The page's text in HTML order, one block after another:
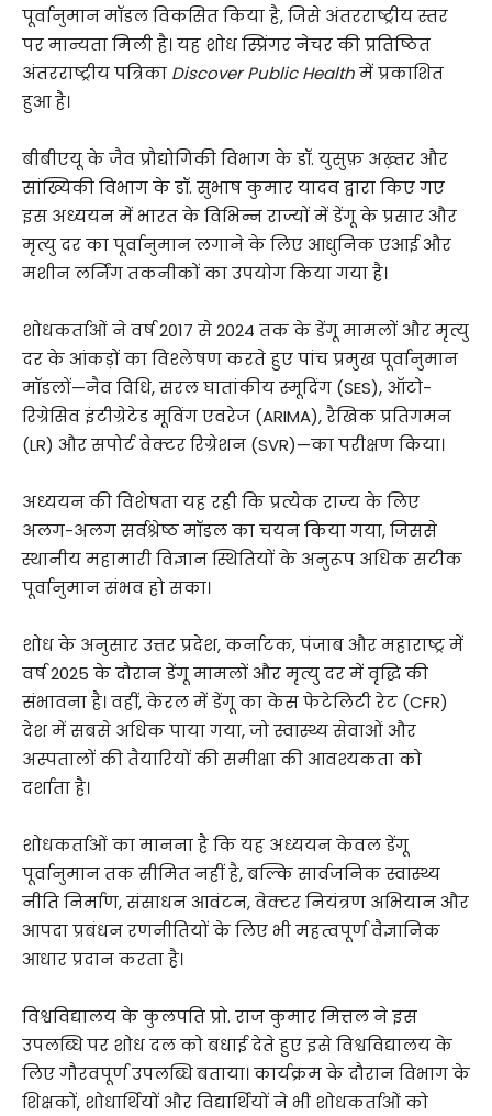
पूर्वानुमान मॉडल विकसित किया है, जिसे अंतरराष्ट्रीय स्तर
पर मान्यता मिली है। यह शोध स्प्रिंगर नेचर की प्रतिष्ठित
अंतरराष्ट्रीय पत्रिका Discover Public Healthमें प्रकाशित
हुआ है।
बीबीएयू के जैव प्रौद्योगिकी विभाग के डॉ. युसुफ़ अख़्तर और
सांख्यिकी विभाग के डॉ. सुभाष कुमार यादव द्वारा किए गए
इस अध्ययन में भारत के विभिन्न राज्यों में डेंगू के प्रसार और
मृत्यु दर का पूर्वानुमान लगाने के लिए आधुनिक एआई और
मशीन लर्निंग तकनीकों का उपयोग किया गया है।
शोधकर्ताओं ने वर्ष 2017 से 2024 तक के डेंगू मामलों और मृत्यु
दर के आंकड़ों का विश्लेषण करते हुए पांच प्रमुख पूर्वानुमान
मॉडलों—नैव विधि, सरल घातांकीय स्मूदिंग (SES), ऑटो-
रिग्रेसिव इंटीग्रेटेड मूविंग एवरेज (ARIMA), रैखिक प्रतिगमन
(LR) और सपोर्ट वेक्टर रिग्रेशन (SVR)—का परीक्षण किया।
अध्ययन की विशेषता यह रही कि प्रत्येक राज्य के लिए
अलग-अलग सर्वश्रेष्ठ मॉडल का चयन किया गया, जिससे
स्थानीय महामारी विज्ञान स्थितियों के अनुरूप अधिक सटीक
पूर्वानुमान संभव हो सका।
शोध के अनुसार उत्तर प्रदेश, कर्नाटक, पंजाब और महाराष्ट्र में
वर्ष 2025 के दौरान डेंगू मामलों और मृत्यु दर में वृद्धि की
संभावना है। वहीं, केरल में डेंगू का केस फेटेलिटी रेट (CFR)
देश में सबसे अधिक पाया गया, जो स्वास्थ्य सेवाओं और
अस्पतालों की तैयारियों की समीक्षा की आवश्यकता को
दर्शाता है।
शोधकर्ताओं का मानना है कि यह अध्ययन केवल डेंगू
पूर्वानुमान तक सीमित नहीं है, बल्कि सार्वजनिक स्वास्थ्य
नीति निर्माण, संसाधन आवंटन, वेक्टर नियंत्रण अभियान और
आपदा प्रबंधन रणनीतियों के लिए भी महत्वपूर्ण वैज्ञानिक
आधार प्रदान करता है।
विश्वविद्यालय के कुलपति प्रो. राज कुमार मित्तल ने इस
उपलब्धि पर शोध दल को बधाई देते हुए इसे विश्वविद्यालय के
लिए गौरवपूर्ण उपलब्धि बताया। कार्यक्रम के दौरान विभाग के
शिक्षकों, शोधार्थियों और विद्यार्थियों ने भी शोधकर्ताओं को